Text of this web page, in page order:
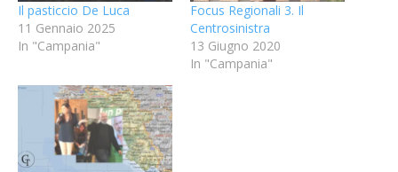
Il pasticcio De Luca
11 Gennaio 2025
In "Campania"
Focus Regionali 3. Il
Centrosinistra
13 Giugno 2020
In "Campania"